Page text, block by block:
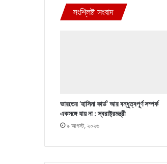
সংশ্লিষ্ট সংবাদ
ভারতের ‘হাসিনা কার্ড’ আর বন্ধুত্বপূর্ণ সম্পর্ক
একসঙ্গে যায় না : স্বরাষ্ট্রমন্ত্রী
৯ আগস্ট, ২০২৬